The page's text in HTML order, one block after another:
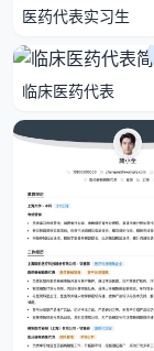
医药代表实习生
临床医药代表